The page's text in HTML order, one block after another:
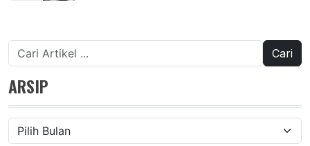
Cari
untuk:
ARSIP
Arsip